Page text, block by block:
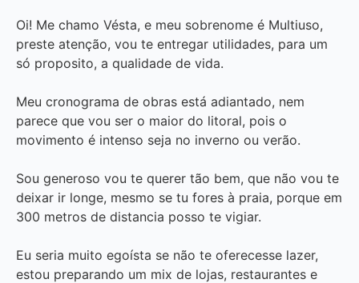
Oi! Me chamo Vésta, e meu sobrenome é Multiuso,
preste atenção, vou te entregar utilidades, para um
só proposito, a qualidade de vida.
Meu cronograma de obras está adiantado, nem
parece que vou ser o maior do litoral, pois o
movimento é intenso seja no inverno ou verão.
Sou generoso vou te querer tão bem, que não vou te
deixar ir longe, mesmo se tu fores à praia, porque em
300 metros de distancia posso te vigiar.
Eu seria muito egoísta se não te oferecesse lazer,
estou preparando um mix de lojas, restaurantes e